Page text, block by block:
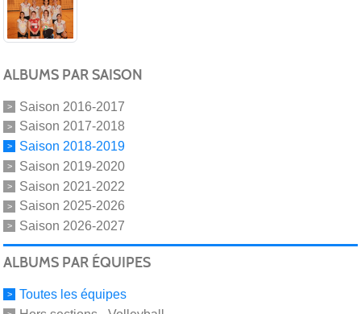
ALBUMS PAR SAISON
Saison 2016-2017
Saison 2017-2018
Saison 2018-2019
Saison 2019-2020
Saison 2021-2022
Saison 2025-2026
Saison 2026-2027
ALBUMS PAR ÉQUIPES
Toutes les équipes